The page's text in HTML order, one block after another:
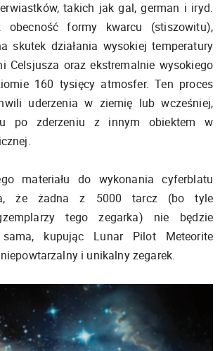
takich jak gal, german i iryd.
obecność formy kwarcu (stiszowitu),
skutek działania wysokiej temperatury
Celsjusza oraz ekstremalnie wysokiego
160 tysięcy atmosfer. Ten proces
uderzenia w ziemię lub wcześniej,
po zderzeniu z innym obiektem w
materiału do wykonania cyferblatu
że żadna z 5000 tarcz (bo tyle
tego zegarka) nie będzie
kupując Lunar Pilot Meteorite
i unikalny zegarek.